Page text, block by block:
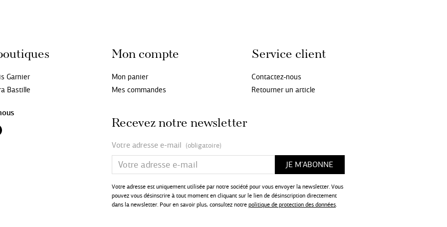
Garnier
Bastille
Mon compte
Mon panier
Mes commandes
Service client
Contactez-nous
Retourner un article
Recevez notre newsletter
Votre adresse e-mail (obligatoire)
Votre adresse est uniquement utilisée par notre société pour vous envoyer la newsletter. Vous
pouvez vous désinscrire à tout moment en cliquant sur le lien de désinscription directement
dans la newsletter. Pour en savoir plus, consultez notre politique de protection des données.